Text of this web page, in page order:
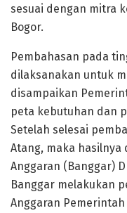
sesuai dengan mitra
Bogor.
Pembahasan pada
dilaksanakan untuk
disampaikan
peta kebutuhan dan
Setelah selesai
Atang, maka
Anggaran (Banggar)
Banggar melakukan
Anggaran Pemerintah